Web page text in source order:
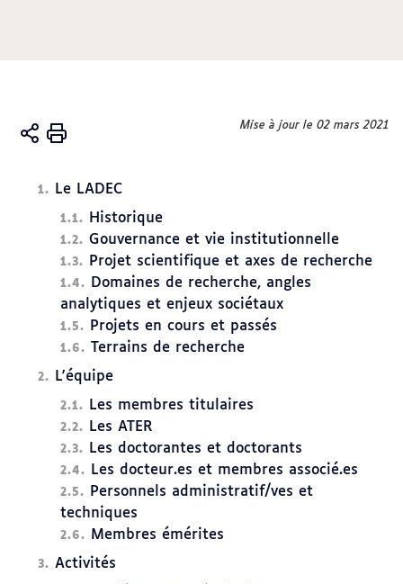
Vous
Accueil
Mise à jour le 02 mars 2021
Le LADEC
Historique
Gouvernance et vie institutionnelle
Projet scientifique et axes de recherche
Domaines de recherche, angles
analytiques et enjeux sociétaux
Projets en cours et passés
Terrains de recherche
L'équipe
Les membres titulaires
Les ATER
Les doctorantes et doctorants
Les docteur.es et membres associé.es
Personnels administratif/ves et
techniques
Membres émérites
Activités